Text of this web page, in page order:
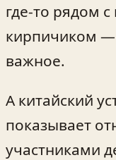
где‑то рядом
кирпичиком —
важное.
А китайский
показывает
участниками